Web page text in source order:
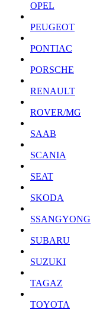
OPEL
PEUGEOT
PONTIAC
PORSCHE
RENAULT
ROVER/MG
SAAB
SCANIA
SEAT
SKODA
SSANGYONG
SUBARU
SUZUKI
TAGAZ
TOYOTA